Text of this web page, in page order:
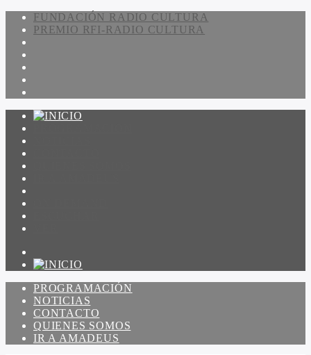
FUNDACIÓN RADIO CULTURA
PREMIO RFI-RADIO CULTURA
PROGRAMACIÓN
NOTICIAS
CONTACTO
QUIENES SOMOS
IR A AMADEUS